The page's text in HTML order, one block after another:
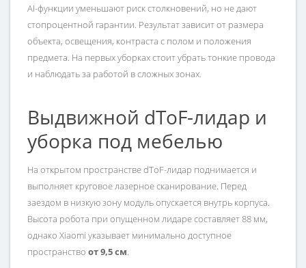
AI-функции уменьшают риск столкновений, но не дают
стопроцентной гарантии. Результат зависит от размера
объекта, освещения, контраста с полом и положения
предмета. На первых уборках стоит убрать тонкие провода
и наблюдать за работой в сложных зонах.
Выдвижной dToF-лидар и
уборка под мебелью
На открытом пространстве dToF-лидар поднимается и
выполняет круговое лазерное сканирование. Перед
заездом в низкую зону модуль опускается внутрь корпуса.
Высота робота при опущенном лидаре составляет 88 мм,
однако Xiaomi указывает минимально доступное
пространство от 9,5 см.